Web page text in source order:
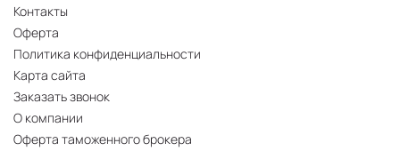
Контакты
Оферта
Политика конфиденциальности
Карта сайта
Заказать звонок
О компании
Оферта таможенного брокера